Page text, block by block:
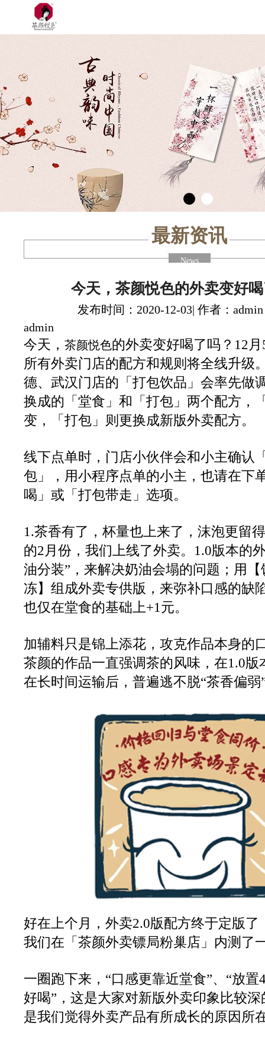
最新资讯
News
今天，茶颜悦色的外卖变好
发布时间：2020-12-03| 作者：
admin
今天， 茶颜悦色的外卖变好喝了吗？12
所有外卖门店的配方和规则将全线升级
德、武汉门店的「打包饮品」会率先做
换成的「堂食」和「打包」两个配方，
变，「打包」则更换成新版外卖配方。
线下点单时，门店小伙伴会和小主确认
包」，用小程序点单的小主，也请在下
喝」或「打包带走」选项。
1.茶香有了，杯量也上来了，沫泡更留
的2月份，我们上线了外卖。1.0版本的
油分装”，来解决奶油会塌的问题；用【
冻】组成外卖专供版，来弥补口感的缺
也仅在堂食的基础上+1元。
加辅料只是锦上添花，攻克作品本身的
茶颜的作品一直强调茶的风味，在1.0版
在长时间运输后，普遍逃不脱“茶香偏弱
好在上个月，外卖2.0版配方终于定版了
我们在「茶颜外卖镖局粉巢店」内测了
一圈跑下来，“口感更靠近堂食”、“放置
好喝”，这是大家对新版外卖印象比较
是我们觉得外卖产品有所成长的原因所